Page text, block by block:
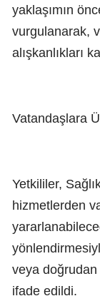
yaklaşımın
vurgulanarak,
alışkanlıkları
Vatandaşlara
Yetkililer,
hizmetlerden
veya
ifade edildi.